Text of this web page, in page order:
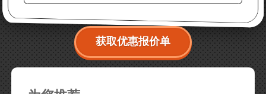
获取优惠报价单